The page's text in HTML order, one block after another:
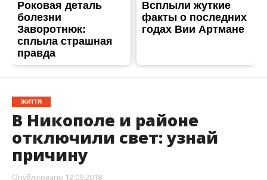
Опубліковано 12.09.2018
12 сентября в Никополе и районе отключили
электроэнергию. Света нет из-за проведения
плановых ремонтных работ.